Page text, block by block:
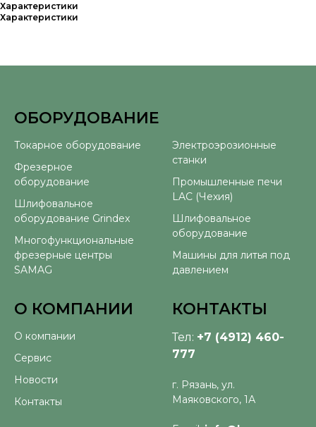
Характеристики
Характеристики
ОБОРУДОВАНИЕ
Токарное оборудование
Фрезерное
оборудование
Шлифовальное
оборудование Grindex
Многофункциональные
фрезерные центры
SAMAG
Электроэрозионные
станки
Промышленные печи
LAC (Чехия)
Шлифовальное
оборудование
Машины для литья под
давлением
О КОМПАНИИ
О компании
Сервис
Новости
Контакты
КОНТАКТЫ
Тел: +7 (4912) 460-
777
г. Рязань, ул.
Маяковского, 1А